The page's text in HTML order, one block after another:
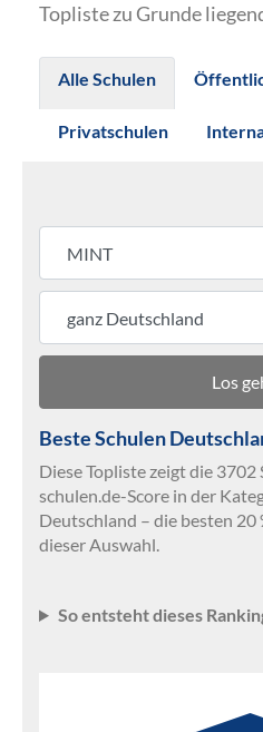
Topliste zu Grunde
Alle Schulen
Privatschulen
Los
Beste Schulen
Diese Topliste zeigt die
schulen.de-Score in der
Deutschland – die besten 20
dieser Auswahl.
So entsteht dieses